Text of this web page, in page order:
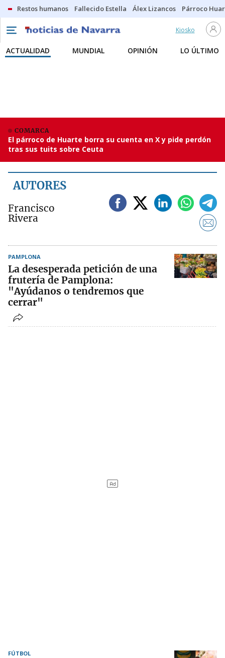
Restos humanos Fallecido Estella Álex Lizancos Párroco
Kiosko
ACTUALIDAD MUNDIAL OPINIÓN LO ÚLTIMO
COMARCA
El párroco de Huarte borra su cuenta en X y pide perdón
tras sus tuits sobre Ceuta
AUTORES
Francisco
Rivera
PAMPLONA
La desesperada petición de una
frutería de Pamplona:
"Ayúdanos o tendremos que
cerrar"
FÚTBOL